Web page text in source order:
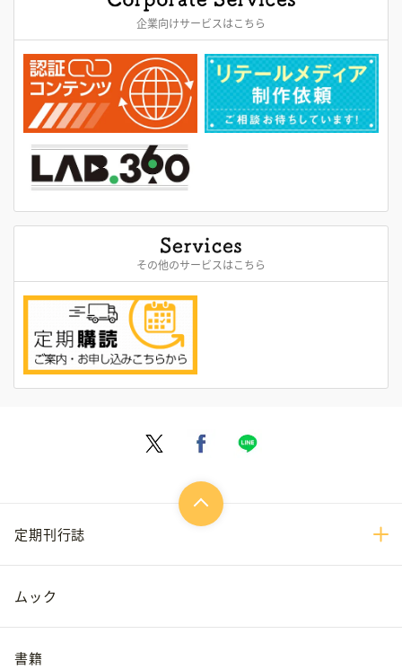
企業向けサービスはこちら
その他のサービスはこちら
定期刊行誌
ムック
書籍